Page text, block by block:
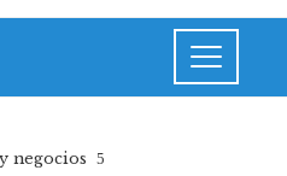
negocios